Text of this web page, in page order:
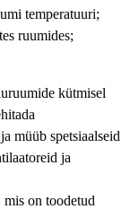
temperatuuri;
ruumides;
kütmisel
müüb spetsiaalseid
ja
on toodetud